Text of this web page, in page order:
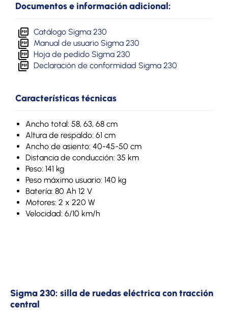
Documentos e información adicional:
Catálogo Sigma 230
Manual de usuario Sigma 230
Hoja de pedido Sigma 230
Declaración de conformidad Sigma 230
Características técnicas
Ancho total: 58, 63, 68 cm
Altura de respaldo: 61 cm
Ancho de asiento: 40-45-50 cm
Distancia de conducción: 35 km
Peso: 141 kg
Peso máximo usuario: 140 kg
Batería: 80 Ah 12 V
Motores: 2 x 220 W
Velocidad: 6/10 km/h
Sigma 230: silla de ruedas eléctrica con tracción
central